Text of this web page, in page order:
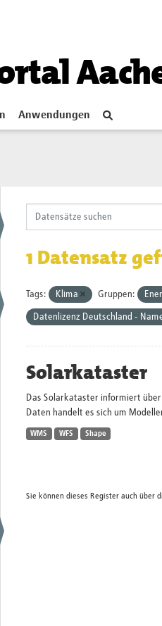
Anwendungen
1 Datensatz
Tags: Klima Gruppen:
Datenlizenz Deutschland -
Solarkataster
Das Solarkataster informiert
Daten handelt es sich um
WMS WFS Shape
Sie können dieses Register auch über